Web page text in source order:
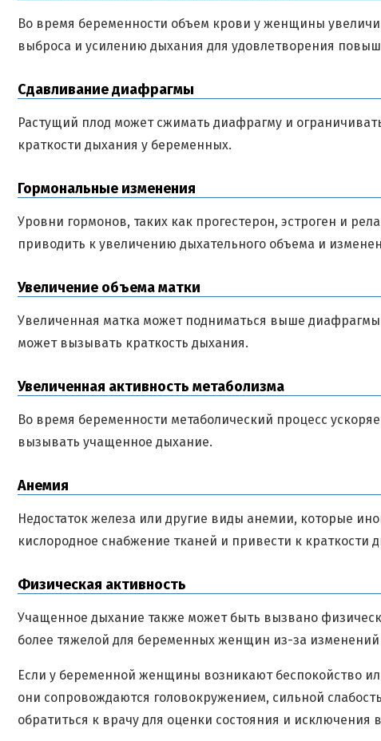
Во время беременности объем крови у женщины
выброса и усилению дыхания для удовлетворения
Сдавливание диафрагмы
Растущий плод может сжимать диафрагму и
краткости дыхания у беременных.
Гормональные изменения
Уровни гормонов, таких как прогестерон, эстроген и
приводить к увеличению дыхательного объема и
Увеличение объема матки
Увеличенная матка может подниматься выше
может вызывать краткость дыхания.
Увеличенная активность метаболизма
Во время беременности метаболический процесс
вызывать учащенное дыхание.
Анемия
Недостаток железа или другие виды анемии, которые
кислородное снабжение тканей и привести к краткости
Физическая активность
Учащенное дыхание также может быть вызвано
более тяжелой для беременных женщин из-за изменений
Если у беременной женщины возникают беспокойство
они сопровождаются головокружением, сильной
обратиться к врачу для оценки состояния и